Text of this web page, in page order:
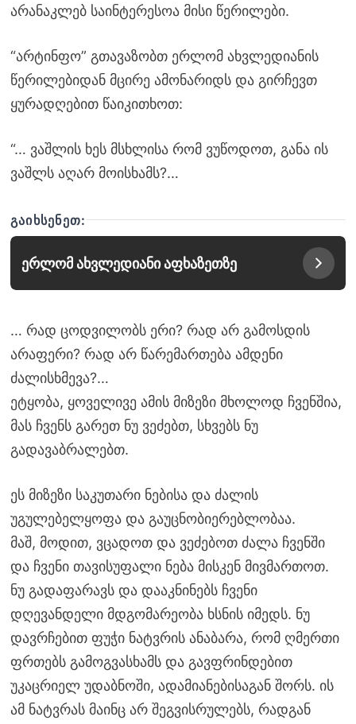
არანაკლებ საინტერესოა მისი წერილები.
“არტინფო” გთავაზობთ ერლომ ახვლედიანის
წერილებიდან მცირე ამონარიდს და გირჩევთ
ყურადღებით წაიკითხოთ:
“… ვაშლის ხეს მსხლისა რომ ვუწოდოთ, განა ის
ვაშლს აღარ მოისხამს?…
ᲒᲐᲘᲮᲡᲔᲜᲔᲗ:
ერლომ ახვლედიანი აფხაზეთზე
… რად ცოდვილობს ერი? რად არ გამოსდის
არაფერი? რად არ წარემართება ამდენი
ძალისხმევა?…
ეტყობა, ყოველივე ამის მიზეზი მხოლოდ ჩვენშია,
მას ჩვენს გარეთ ნუ ვეძებთ, სხვებს ნუ
გადავაბრალებთ.
ეს მიზეზი საკუთარი ნებისა და ძალის
უგულებელყოფა და გაუცნობიერებლობაა.
მაშ, მოდით, ვცადოთ და ვეძებოთ ძალა ჩვენში
და ჩვენი თავისუფალი ნება მისკენ მივმართოთ.
ნუ გადაფარავს და დააკნინებს ჩვენი
დღევანდელი მდგომარეობა ხსნის იმედს. ნუ
დავრჩებით ფუჭი ნატვრის ანაბარა, რომ ღმერთი
ფრთებს გამოგვასხამს და გავფრინდებით
უკაცრიელ უდაბნოში, ადამიანებისაგან შორს. ის
ამ ნატვრას მაინც არ შეგვისრულებს, რადგან